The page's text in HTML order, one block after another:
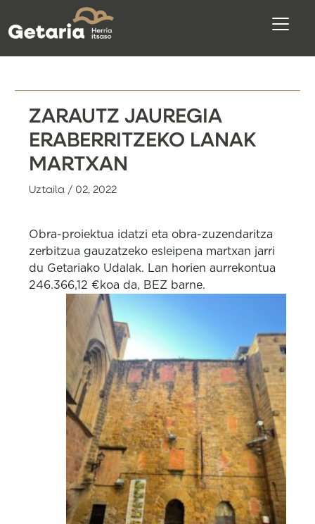
ZARAUTZ JAUREGIA
ERABERRITZEKO LANAK
MARTXAN
Uztaila / 02, 2022
Obra-proiektua idatzi eta obra-zuzendaritza
zerbitzua gauzatzeko esleipena martxan jarri
du Getariako Udalak. Lan horien aurrekontua
246.366,12 €koa da, BEZ barne.